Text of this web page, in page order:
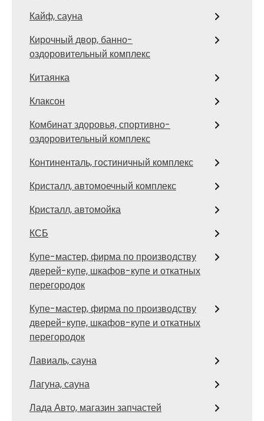
Кайф, сауна
Кирочный двор, банно-
оздоровительный комплекс
Китаянка
Клаксон
Комбинат здоровья, спортивно-
оздоровительный комплекс
Континенталь, гостиничный комплекс
Кристалл, автомоечный комплекс
Кристалл, автомойка
КСБ
Купе-мастер, фирма по производству
дверей-купе, шкафов-купе и откатных
перегородок
Купе-мастер, фирма по производству
дверей-купе, шкафов-купе и откатных
перегородок
Лавиаль, сауна
Лагуна, сауна
Лада Авто, магазин запчастей